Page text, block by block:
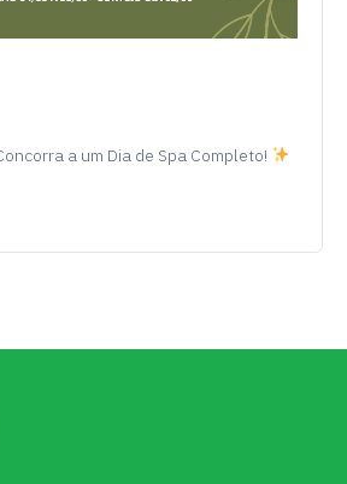
a um Dia de Spa Completo!